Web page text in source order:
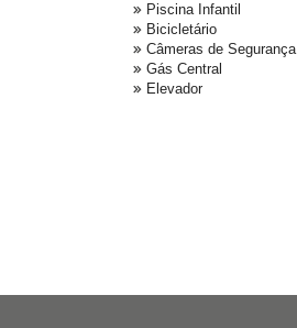
Piscina Infantil
Bicicletário
Câmeras de Segurança
Gás Central
Elevador